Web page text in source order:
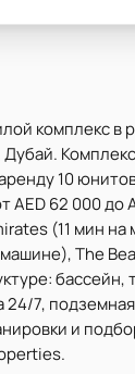
комплекс в
10
AED 62 000 до
(11 мин на
The
бассейн,
7,
и